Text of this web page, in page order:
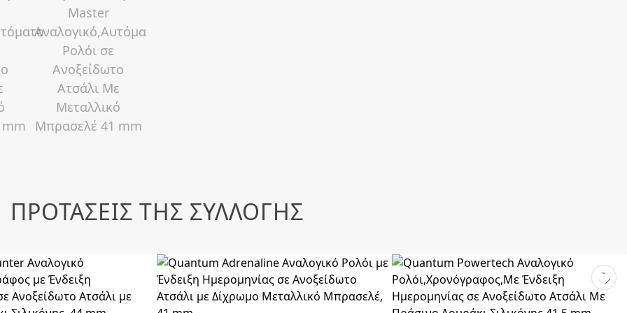
ΠΡΟΤΑΣΕΙΣ ΤΗΣ ΣΥΛΛΟΓΗΣ